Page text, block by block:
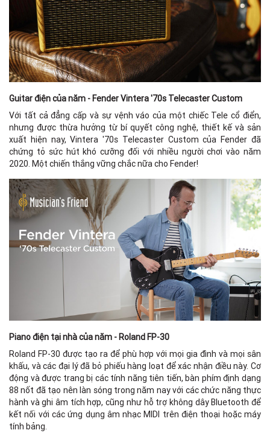
Guitar điện của năm - Fender Vintera '70s Telecaster Custom
Với tất cả đẳng cấp và sự vệnh váo của một chiếc Tele cổ điển,
nhưng được thừa hưởng từ bí quyết công nghệ, thiết kế và sản
xuất hiện nay, Vintera '70s Telecaster Custom của Fender đã
chứng tỏ sức hút khó cưỡng đối với nhiều người chơi vào năm
2020. Một chiến thắng vững chắc nữa cho Fender!
Piano điện tại nhà của năm - Roland FP-30
Roland FP-30 được tạo ra để phù hợp với mọi gia đình và mọi sân
khấu, và các đại lý đã bỏ phiếu hàng loạt để xác nhận điều này. Cơ
động và được trang bị các tính năng tiên tiến, bàn phím định dạng
88 nốt đã tạo nên làn sóng trong năm nay với các chức năng thực
hành và ghi âm tích hợp, cũng như hỗ trợ không dây Bluetooth để
kết nối với các ứng dụng âm nhạc MIDI trên điện thoại hoặc máy
tính bảng.